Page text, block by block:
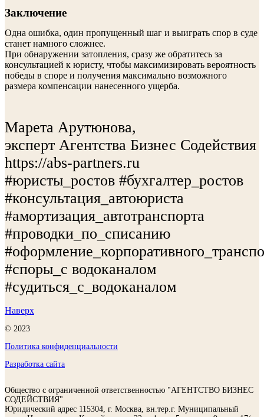
Заключение
Одна ошибка, один пропущенный шаг и выиграть спор в суде
станет намного сложнее.
При обнаружении затопления, сразу же обратитесь за
консультацией к юристу, чтобы максимизировать вероятность
победы в споре и получения максимально возможного
размера компенсации нанесенного ущерба.
Марета Арутюнова,
эксперт Агентства Бизнес Содействия
https://abs-partners.ru
#юристы_ростов #бухгалтер_ростов
#консультация_автоюриста
#амортизация_автотранспорта
#проводки_по_списанию
#споры_с водоканалом
#судиться_с_водоканалом
Наверх
© 2023
Политика конфиденциальности
Разработка сайта
Общество с ограниченной ответственностью "АГЕНТСТВО БИЗНЕС
СОДЕЙСТВИЯ"
Юридический адрес 115304, г. Москва, вн.тер.г. Муниципальный